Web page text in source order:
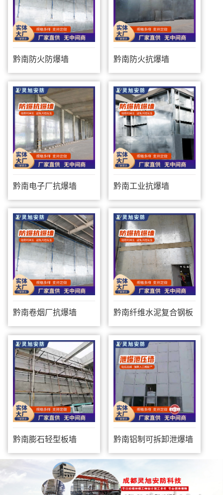
黔南防火防爆墙 黔南防火抗爆墙
黔南电子厂抗爆墙 黔南工业抗爆墙
黔南卷烟厂抗爆墙 黔南纤维水泥复合钢板
防爆墙
黔南膨石轻型板墙 黔南铝制可拆卸泄爆墙